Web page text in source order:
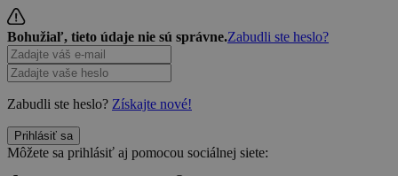
Bohužiaľ, tieto údaje nie sú správne.Zabudli ste heslo?
Zabudli ste heslo? Získajte nové!
Prihlásiť sa
Môžete sa prihlásiť aj pomocou sociálnej siete: